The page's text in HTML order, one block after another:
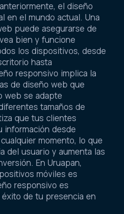
el diseño
en el mundo actual. Una
puede asegurarse de
bien y funcione
los dispositivos, desde
hasta
responsivo implica la
de diseño web que
web se adapte
tamaños de
que tus clientes
información desde
momento, lo que
del usuario y aumenta las
En Uruapan,
móviles es
responsivo es
de tu presencia en